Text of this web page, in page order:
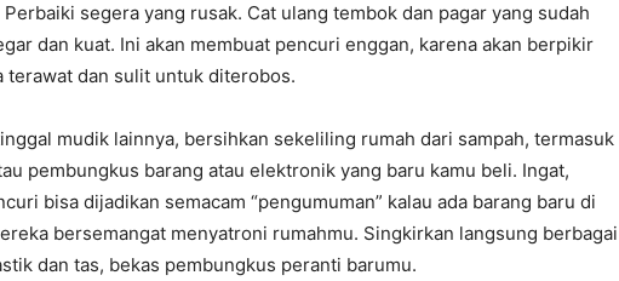
segera yang rusak. Cat ulang tembok dan pagar yang sudah
dan kuat. Ini akan membuat pencuri enggan, karena akan berpikir
terawat dan sulit untuk diterobos.
mudik lainnya, bersihkan sekeliling rumah dari sampah, termasuk
pembungkus barang atau elektronik yang baru kamu beli. Ingat,
bisa dijadikan semacam “pengumuman” kalau ada barang baru di
bersemangat menyatroni rumahmu. Singkirkan langsung berbagai
dan tas, bekas pembungkus peranti barumu.